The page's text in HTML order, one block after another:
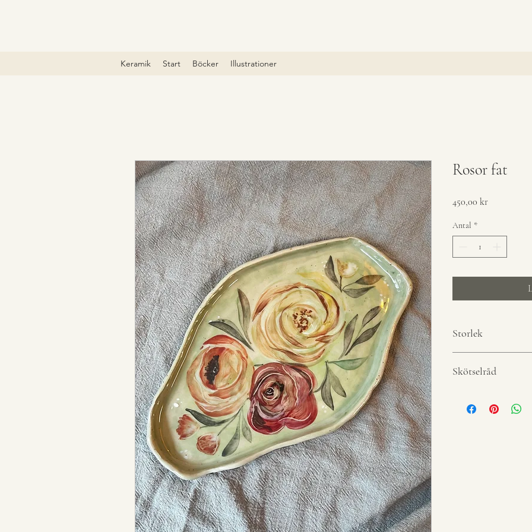
Keramik Start Böcker Illustrationer
Rosor fat
450,00 krPris
Antal *
Storlek
Längd
Skötselråd
produkten är känlig för